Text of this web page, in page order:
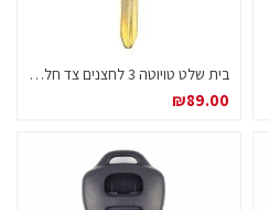
בית שלט טויוטה 3 לחצנים צד חלק TOY47
₪89.00